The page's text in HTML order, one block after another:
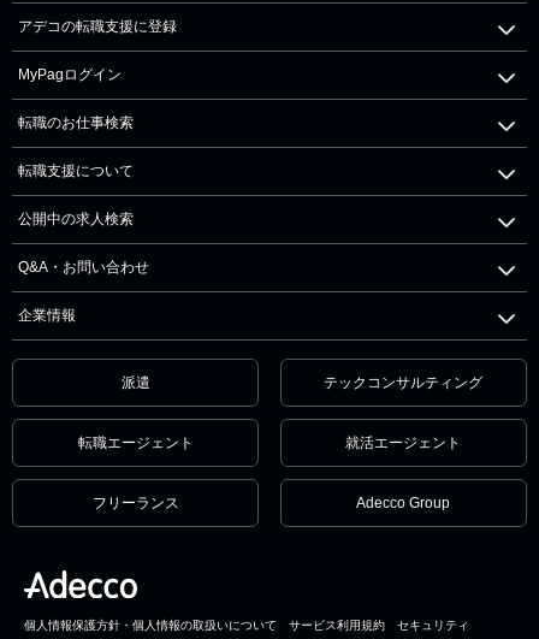
アデコの転職支援に登録
MyPagログイン
転職のお仕事検索
転職支援について
公開中の求人検索
Q&A・お問い合わせ
企業情報
派遣 テックコンサルティング
転職エージェント 就活エージェント
フリーランス Adecco Group
個人情報保護方針・個人情報の取扱いについて サービス利用規約 セキュリティ